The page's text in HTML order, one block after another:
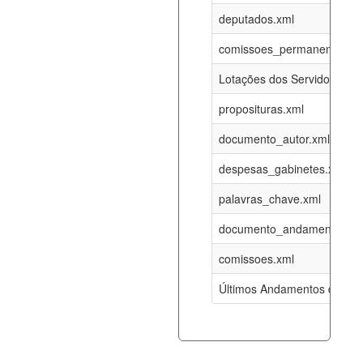
deputados.xml
Lotações dos Servidores
proposituras.xml
documento_autor.xml
despesas_gabinetes.xml
palavras_chave.xml
documento_andamento.xml
comissoes.xml
Últimos Andamentos de
documento_andamento_atual.xml
08-08-
funcionarios_lotacoes.xml
funcionarios_cargos.xml 12-05-
08-08-
documento_andamento.xml 08-08-
palavras_chave.xml 08-08-